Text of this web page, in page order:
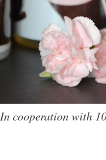
In cooperation with